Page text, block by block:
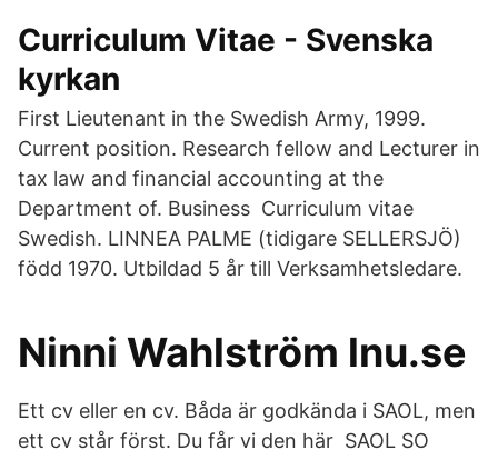
Curriculum Vitae - Svenska
kyrkan
First Lieutenant in the Swedish Army, 1999.
Current position. Research fellow and Lecturer in
tax law and financial accounting at the
Department of. Business Curriculum vitae
Swedish. LINNEA PALME (tidigare SELLERSJÖ)
född 1970. Utbildad 5 år till Verksamhetsledare.
Ninni Wahlström lnu.se
Ett cv eller en cv. Båda är godkända i SAOL, men
ett cv står först. Du får vi den här SAOL SO